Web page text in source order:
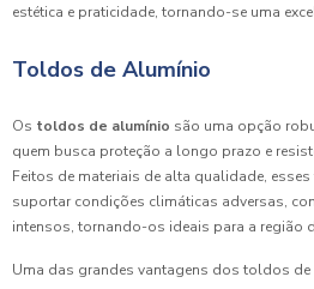
estética e praticidade, tornando-se uma
Toldos de Alumínio
Os toldos de alumínio são uma opção
quem busca proteção a longo prazo e
Feitos de materiais de alta qualidade,
suportar condições climáticas adversas,
intensos, tornando-os ideais para a região
Uma das grandes vantagens dos toldos de